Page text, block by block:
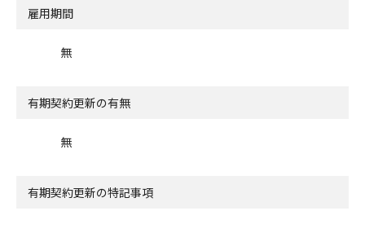
雇用期間
無
有期契約更新の有無
無
有期契約更新の特記事項